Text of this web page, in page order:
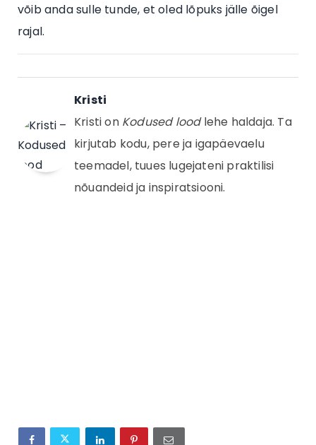
võib anda sulle tunde, et oled lõpuks jälle õigel
rajal.
Kristi
Kristi on Kodused loodlehe haldaja. Ta
kirjutab kodu, pere ja igapäevaelu
teemadel, tuues lugejateni praktilisi
nõuandeid ja inspiratsiooni.